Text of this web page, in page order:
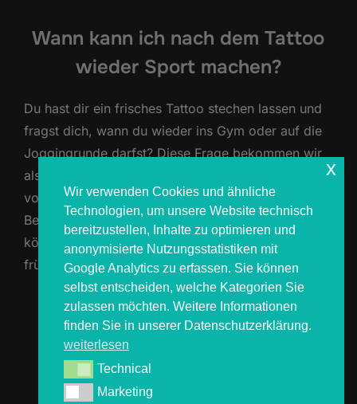
Wann kann ich nach dem Tattoo
wieder Sport machen?
Du hast dir ein frisches Tattoo stechen lassen und
fragst dich, wann du wieder ins Gym oder auf die
Joggingrunde darfst? Diese Frage bekommen wir
als mobile Tattoo-Profis immer wieder – vor allem
von Festivalgängern und Sportfans. Denn
Bewegung, Schweiß und mechanische Belastung
können dein neues Tattoo gefährden, wenn du zu
früh wieder durchstartest. Hier …
MEHRÜBER „WANN KANN ICH NACH
LESEN
Wir verwenden Cookies und ähnliche
Technologien, um unsere Website technisch
bereitzustellen, Inhalte zu optimieren und
anonymisierte Nutzungsstatistiken mit
Google Analytics zu erfassen. Sie können
selbst entscheiden, welche Kategorien Sie
zulassen möchten. Weitere Informationen
finden Sie in unserer Datenschutzerklärung.
weiterlesen
TechnicalTechnical
MarketingMarketing
x